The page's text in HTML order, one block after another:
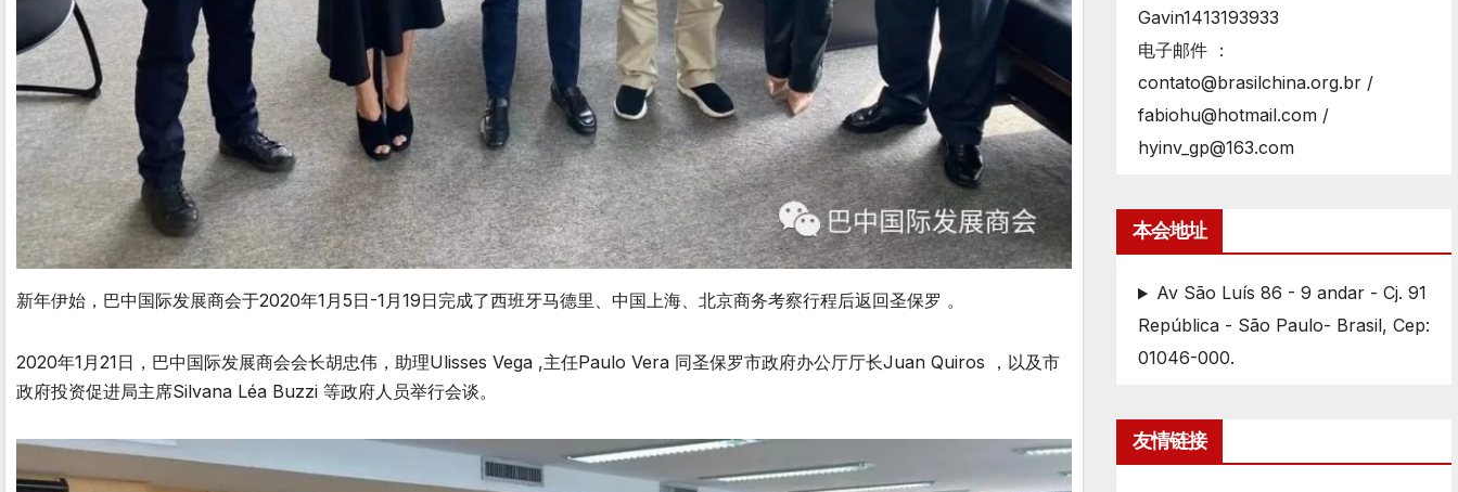
新年伊始，巴中国际发展商会于2020年1月5日-1月19日完成了西班牙马德里、中国上海、北京商务考察行程后返回圣保罗 。
2020年1月21日，巴中国际发展商会会长胡忠伟，助理Ulisses Vega ,主任Paulo Vera 同圣保罗市政府办公厅厅长Juan Quiros ，以及市
政府投资促进局主席Silvana Léa Buzzi 等政府人员举行会谈。
Gavin1413193933
电子邮件 ：
contato@brasilchina.org.br /
fabiohu@hotmail.com /
hyinv_gp@163.com
本会地址
Av São Luís 86 - 9 andar - Cj. 91
República - São Paulo- Brasil, Cep:
01046-000.
友情链接